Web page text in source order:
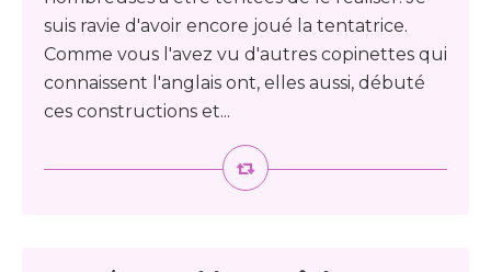
suis ravie d'avoir encore joué la tentatrice.
Comme vous l'avez vu d'autres copinettes qui
connaissent l'anglais ont, elles aussi, débuté
ces constructions et...